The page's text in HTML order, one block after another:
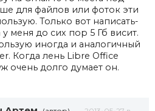
для файлов или фоток эти
Только вот написать-
у меня до сих пор 5 Гб висит.
иногда и аналогичный
Когда лень Libre Office
очень долго думает он.